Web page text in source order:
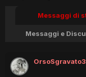
Messaggi di
Messaggi e